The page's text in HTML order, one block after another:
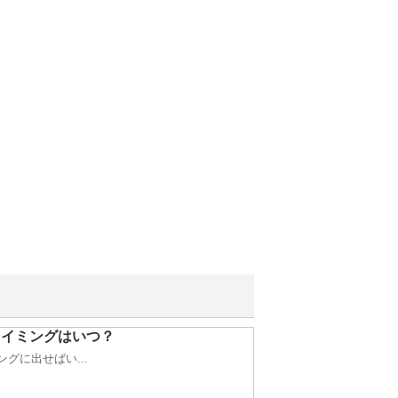
ミングはいつ？
グに出せばい...